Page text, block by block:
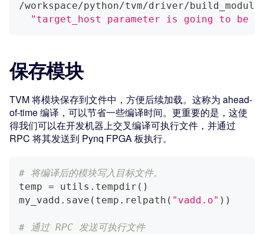
/workspace/python/tvm/driver/
"target_host parameter is going to be
保存模块
TVM 将模块保存到文件中，方便后续加载。这称为 ahead-
of-time 编译，可以节省一些编译时间。更重要的是，这使
得我们可以在开发机器上交叉编译可执行文件，并通过
RPC 将其发送到 Pynq FPGA 板执行。
# 将编译后的模块写入目标文件。
temp = utils . tempdir ( )
my_vadd . save ( temp . relpath ( "vadd.o" ) )
# 通过 RPC 发送可执行文件